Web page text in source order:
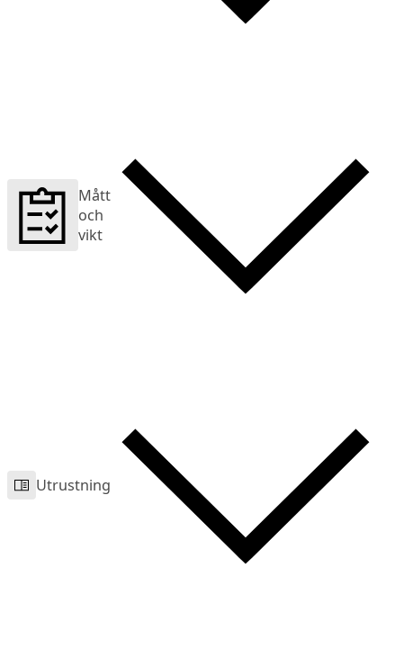
Mått
och
vikt
Utrustning